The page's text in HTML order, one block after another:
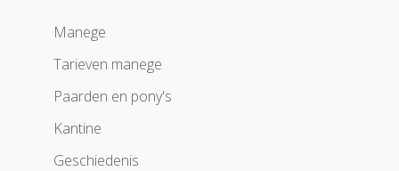
Manege
Tarieven manege
Paarden en pony's
Kantine
Geschiedenis